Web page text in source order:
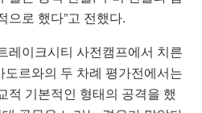
으로 했다”고 전했다.
레이크시티 사전캠프에서 치른
르와의 두 차례 평가전에서는
적 기본적인 형태의 공격을 했